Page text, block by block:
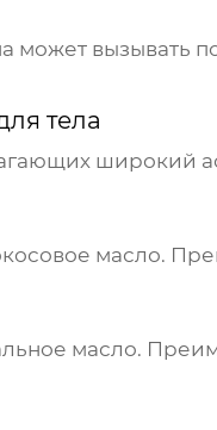
может вызывать
тела
широкий
масло.
масло.